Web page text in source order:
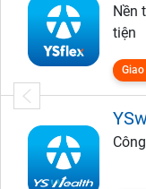
Nền
tiện